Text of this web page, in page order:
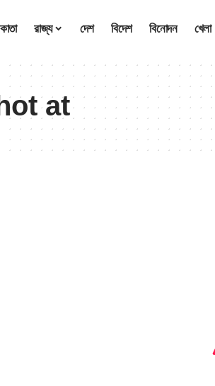
রাজ্য দেশ বিদেশ বিনোদন খেলা
at